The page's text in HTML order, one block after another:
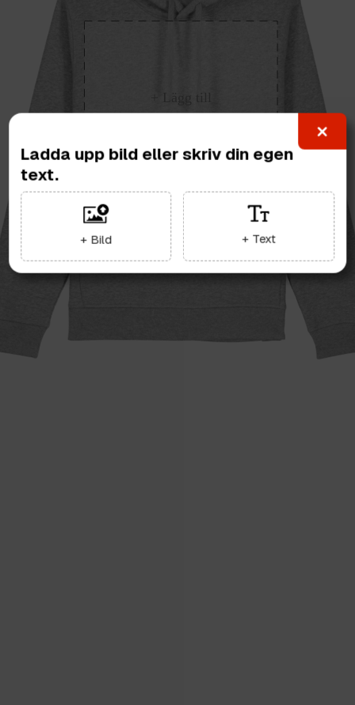
Ladda upp bild eller skriv din egen
text.
+ Bild + Text